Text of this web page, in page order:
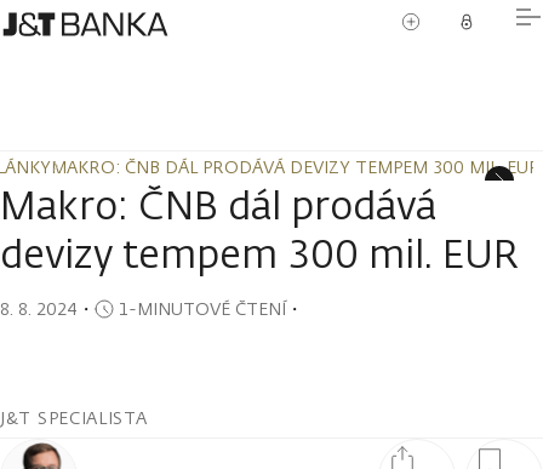
MAKRO: ČNB DÁL PRODÁVÁ DEVIZY TEMPEM 300 MIL. EUR
MAKRO: ČNB DÁL PRODÁVÁ DEVIZY TEMPEM 300 MIL. EUR
Makro: ČNB dál prodává
devizy tempem 300 mil. EUR
8. 8. 2024 ・ 1-MINUTOVÉ ČTENÍ・
J&T SPECIALISTA